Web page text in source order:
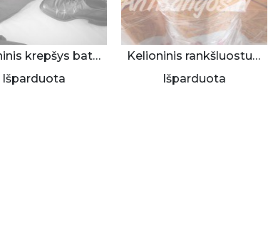
Kelioninis krepšys batams
Išparduota
Kelioninis rankšluostukas "Ledai"
Išparduota